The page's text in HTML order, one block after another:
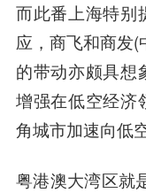
而此番上海特别
应，商飞和商发
的带动亦颇具想
增强在低空经济
角城市加速向低空
粤港澳大湾区就